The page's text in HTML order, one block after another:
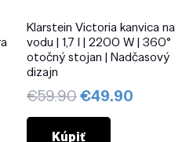
Klarstein Victoria kanvica na
vodu | 1,7 l | 2200 W | 360°
otočný stojan | Nadčasový
dizajn
€59.90Pôvodná
cena
bola:
€49.90
Kúpiť